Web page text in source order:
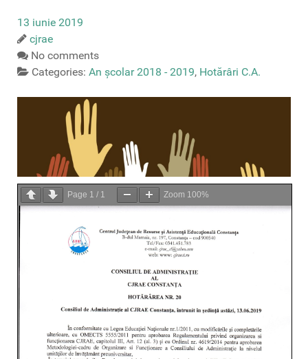
13 iunie 2019
cjrae
No comments
Categories: An școlar 2018 - 2019, Hotărâri C.A.
Page 1 / 1 Zoom 100%